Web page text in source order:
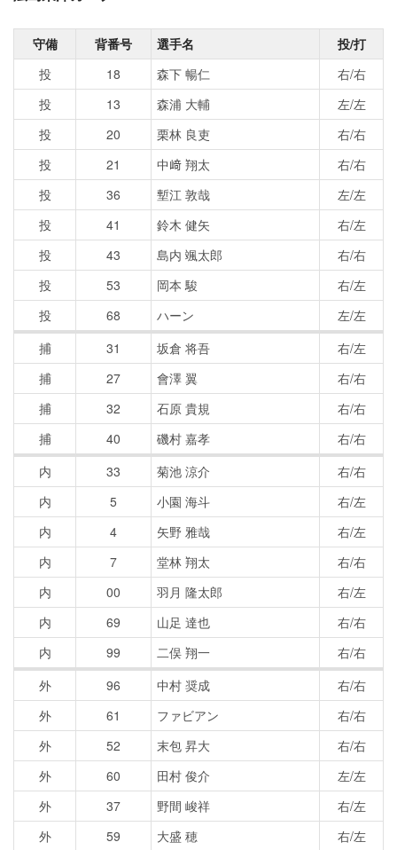
守備 背番号 選手名
投/打
投
18 森下 暢仁
右/右
投
13 森浦 大輔
左/左
投
20 栗林 良吏
右/右
投
21 中﨑 翔太
右/右
投
36 塹江 敦哉
左/左
投
41 鈴木 健矢
右/左
投
43 島内 颯太郎
右/右
投
53 岡本 駿
右/左
投
68 ハーン
左/左
捕
31 坂倉 将吾
右/左
捕
27 會澤 翼
右/右
捕
32 石原 貴規
右/右
捕
40 磯村 嘉孝
右/右
内
33 菊池 涼介
右/右
内
5 小園 海斗
右/左
内
4 矢野 雅哉
右/左
内
7 堂林 翔太
右/右
内
00 羽月 隆太郎
右/左
内
69 山足 達也
右/右
内
99 二俣 翔一
右/右
外
96 中村 奨成
右/右
外
61 ファビアン
右/右
外
52 末包 昇大
右/右
外
60 田村 俊介
左/左
外
37 野間 峻祥
右/左
外
59 大盛 穂 右/左